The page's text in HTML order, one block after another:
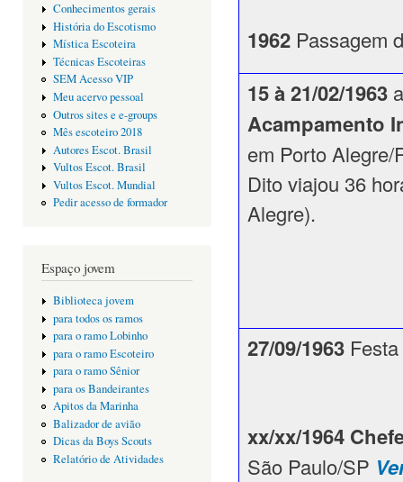
Conhecimentos gerais
História do Escotismo
Mística Escoteira
Técnicas Escoteiras
SEM Acesso VIP
Meu acervo pessoal
Outros sites e e-groups
Mês escoteiro 2018
Autores Escot. Brasil
Vultos Escot. Brasil
Vultos Escot. Mundial
Pedir acesso de formador
Espaço jovem
Biblioteca jovem
para todos os ramos
para o ramo Lobinho
para o ramo Escoteiro
para o ramo Sênior
para os Bandeirantes
Apitos da Marinha
Balizador de avião
Dicas da Boys Scouts
Relatório de Atividades
1962 Passagem
15 à 21/02/1963
Acampamento
em Porto
Dito viajou 36
Alegre).
27/09/1963
xx/xx/1964
São Paulo/SP